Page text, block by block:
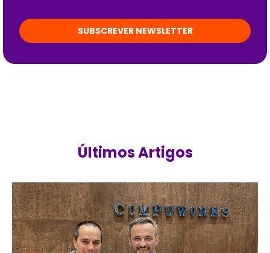
SUBSCREVER NEWSLETTER
Últimos Artigos